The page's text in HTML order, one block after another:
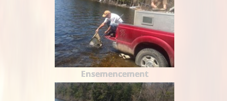
Ensemencement